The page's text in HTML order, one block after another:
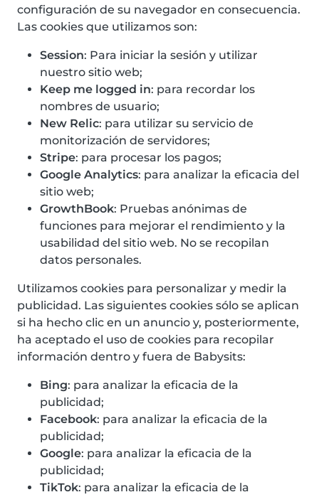
configuración de su navegador en consecuencia.
Las cookies que utilizamos son:
Session: Para iniciar la sesión y utilizar
nuestro sitio web;
Keep me logged in: para recordar los
nombres de usuario;
New Relic: para utilizar su servicio de
monitorización de servidores;
Stripe: para procesar los pagos;
Google Analytics: para analizar la eficacia del
sitio web;
GrowthBook: Pruebas anónimas de
funciones para mejorar el rendimiento y la
usabilidad del sitio web. No se recopilan
datos personales.
Utilizamos cookies para personalizar y medir la
publicidad. Las siguientes cookies sólo se aplican
si ha hecho clic en un anuncio y, posteriormente,
ha aceptado el uso de cookies para recopilar
información dentro y fuera de Babysits:
Bing: para analizar la eficacia de la
publicidad;
Facebook: para analizar la eficacia de la
publicidad;
Google: para analizar la eficacia de la
publicidad;
TikTok: para analizar la eficacia de la